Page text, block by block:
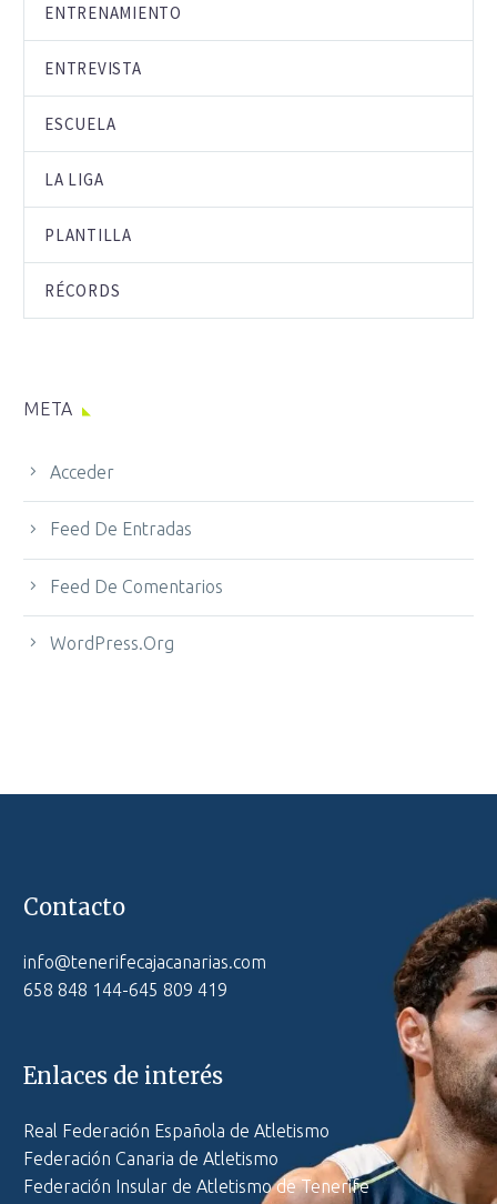
ENTRENAMIENTO
ENTREVISTA
ESCUELA
LA LIGA
PLANTILLA
RÉCORDS
META
Acceder
Feed De Entradas
Feed De Comentarios
WordPress.org
Contacto
info@tenerifecajacanarias.com
658 848 144-645 809 419
Enlaces de interés
Real Federación Española de Atletismo
Federación Canaria de Atletismo
Federación Insular de Atletismo de Tenerife